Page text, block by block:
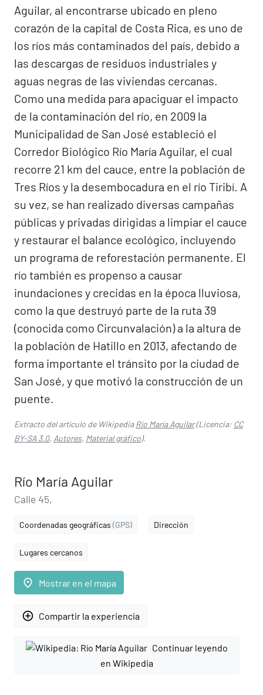
Aguilar, al encontrarse ubicado en pleno
corazón de la capital de Costa Rica, es uno de
los ríos más contaminados del país, debido a
las descargas de residuos industriales y
aguas negras de las viviendas cercanas.
Como una medida para apaciguar el impacto
de la contaminación del río, en 2009 la
Municipalidad de San José estableció el
Corredor Biológico Río María Aguilar, el cual
recorre 21 km del cauce, entre la población de
Tres Ríos y la desembocadura en el río Tiribí. A
su vez, se han realizado diversas campañas
públicas y privadas dirigidas a limpiar el cauce
y restaurar el balance ecológico, incluyendo
un programa de reforestación permanente. El
río también es propenso a causar
inundaciones y crecidas en la época lluviosa,
como la que destruyó parte de la ruta 39
(conocida como Circunvalación) a la altura de
la población de Hatillo en 2013, afectando de
forma importante el tránsito por la ciudad de
San José, y que motivó la construcción de un
puente.
Extracto del artículo de WikipediaRío María Aguilar(Licencia: CC
BY-SA 3.0, Autores, Material gráfico).
Río María Aguilar
Calle 45,
Coordenadas geográficas (GPS) Dirección
Lugares cercanos
place Mostrar en el mapa
add_circle_outline Compartir la experiencia
Continuar leyendo
en Wikipedia